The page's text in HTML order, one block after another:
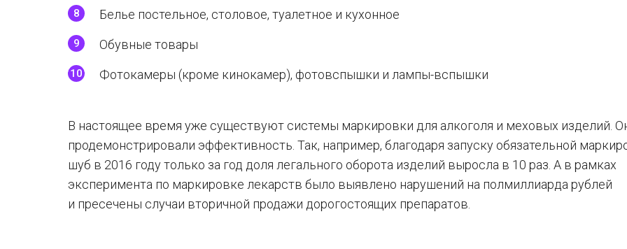
Белье постельное, столовое, туалетное и кухонное
Обувные товары
Фотокамеры (кроме кинокамер), фотовспышки и лампы-вспышки
В настоящее время уже существуют системы маркировки для алкоголя и меховых изделий.
продемонстрировали эффективность. Так, например, благодаря запуску обязательной
шуб в 2016 году только за год доля легального оборота изделий выросла в 10 раз. А в рамках
эксперимента по маркировке лекарств было выявлено нарушений на полмиллиарда рублей
и пресечены случаи вторичной продажи дорогостоящих препаратов.